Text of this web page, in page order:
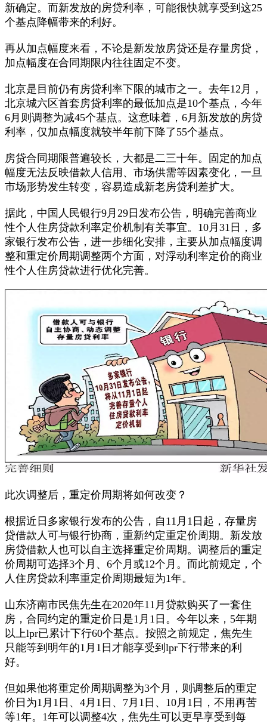
新确定。而新发放的房贷利率，可能很快就享受到这25
个基点降幅带来的利好。
再从加点幅度来看，不论是新发放房贷还是存量房贷，
加点幅度在合同期限内往往固定不变。
北京是目前仍有房贷利率下限的城市之一。去年12月，
北京城六区首套房贷利率的最低加点是10个基点，今年
6月则调整为减45个基点。这意味着，6月新发放的房贷
利率，仅加点幅度就较半年前下降了55个基点。
房贷合同期限普遍较长，大都是二三十年。固定的加点
幅度无法反映借款人信用、市场供需等因素变化，一旦
市场形势发生转变，容易造成新老房贷利差扩大。
据此，中国人民银行9月29日发布公告，明确完善商业
性个人住房贷款利率定价机制有关事宜。10月31日，多
家银行发布公告，进一步细化安排，主要从加点幅度调
整和重定价周期调整两个方面，对浮动利率定价的商业
性个人住房贷款进行优化完善。
此次调整后，重定价周期将如何改变？
根据近日多家银行发布的公告，自11月1日起，存量房
贷借款人可与银行协商，重新约定重定价周期。新发放
房贷借款人也可以自主选择重定价周期。调整后的重定
价周期可选择3个月、6个月或12个月。而此前规定，个
人住房贷款利率重定价周期最短为1年。
山东济南市民焦先生在2020年11月贷款购买了一套住
房，合同约定的重定价日是1月1日。今年以来，5年期
以上lpr已累计下行60个基点。按照之前规定，焦先生
只能等到明年的1月1日才能享受到lpr下行带来的利
好。
但如果他将重定价周期调整为3个月，则调整后的重定
价日为1月1日、4月1日、7月1日、10月1日，不用再苦
等1年。1年可以调整4次，焦先生可以更早享受到每